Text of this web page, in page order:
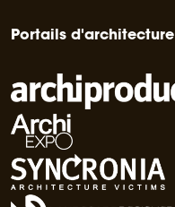
Portails d'architecture